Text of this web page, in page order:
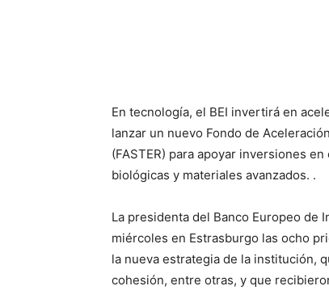
En tecnología, el BEI invertirá en
lanzar un nuevo Fondo de
(FASTER) para apoyar inversiones
biológicas y materiales avanzados. .
La presidenta del Banco Europeo de
miércoles en Estrasburgo las ocho
la nueva estrategia de la institución,
cohesión, entre otras, y que